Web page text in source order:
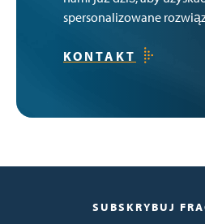
spersonalizowane
KONTAKT
SUBSKRYBUJ